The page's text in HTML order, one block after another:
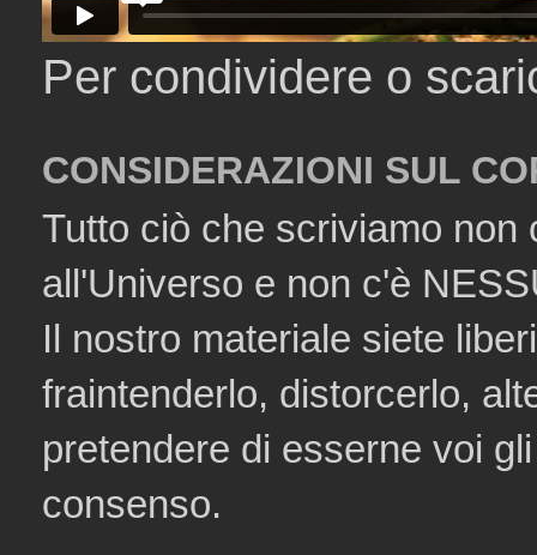
Per condividere o
CONSIDERAZIONI SUL
Tutto ciò che scriviamo non
all'Universo e non c'è
Il nostro materiale siete
fraintenderlo, distorcerlo,
pretendere di esserne voi
consenso.